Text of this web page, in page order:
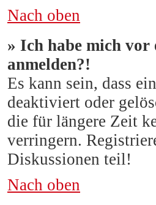
Nach oben
» Ich habe mich
anmelden?!
Es kann sein, dass
deaktiviert oder
die für längere Zeit
verringern.
Diskussionen teil!
Nach oben